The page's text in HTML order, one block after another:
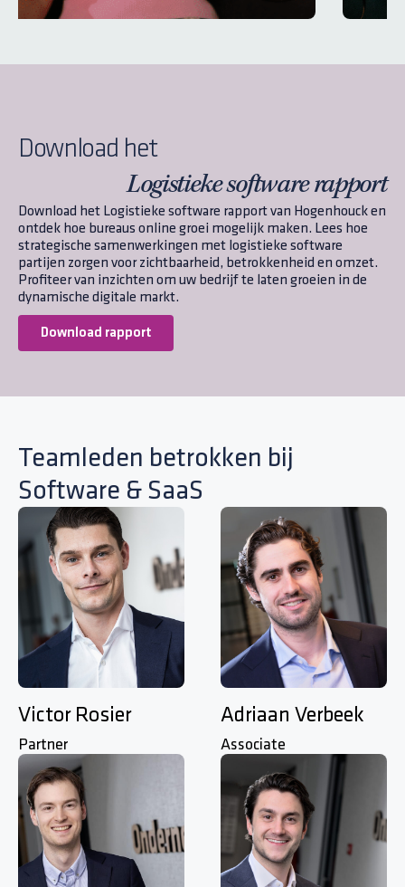
Download het
Logistieke software rapport
Download het Logistieke software rapport van Hogenhouck en
ontdek hoe bureaus online groei mogelijk maken. Lees hoe
strategische samenwerkingen met logistieke software
partijen zorgen voor zichtbaarheid, betrokkenheid en omzet.
Profiteer van inzichten om uw bedrijf te laten groeien in de
dynamische digitale markt.
Download rapport
Teamleden betrokken bij
Software & SaaS
Victor Rosier
Partner
Adriaan Verbeek
Associate